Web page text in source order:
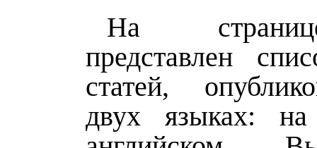
На
представлен
статей,
двух языках: